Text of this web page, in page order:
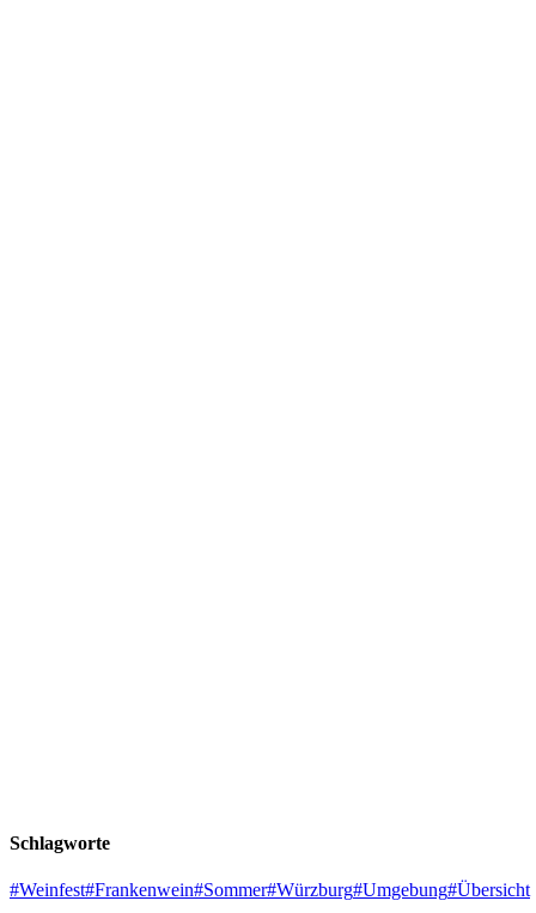
Schlagworte
#Weinfest#Frankenwein#Sommer#Würzburg#Umgebung#Übersicht